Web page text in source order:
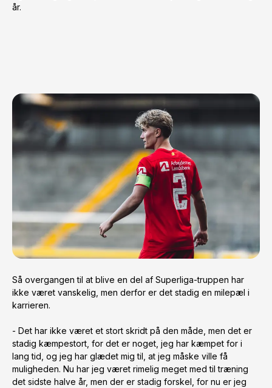
år.
Så overgangen til at blive en del af Superliga-truppen har
ikke været vanskelig, men derfor er det stadig en milepæl i
karrieren.
- Det har ikke været et stort skridt på den måde, men det er
stadig kæmpestort, for det er noget, jeg har kæmpet for i
lang tid, og jeg har glædet mig til, at jeg måske ville få
muligheden. Nu har jeg været rimelig meget med til træning
det sidste halve år, men der er stadig forskel, for nu er jeg